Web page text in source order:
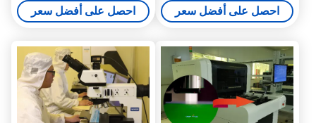
احصل على أفضل سعر احصل على أفضل سعر